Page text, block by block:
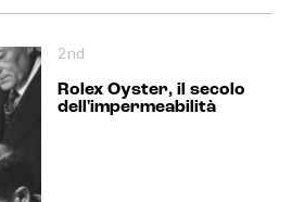
2nd
Rolex Oyster, il secolo
dell'impermeabilità